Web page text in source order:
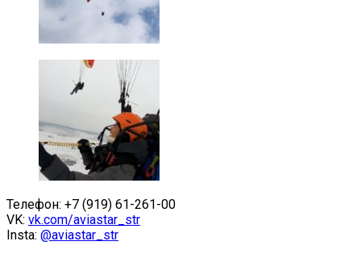
Телефон: +7 (919) 61-261-00
VK: vk.com/aviastar_str
Insta: @aviastar_str